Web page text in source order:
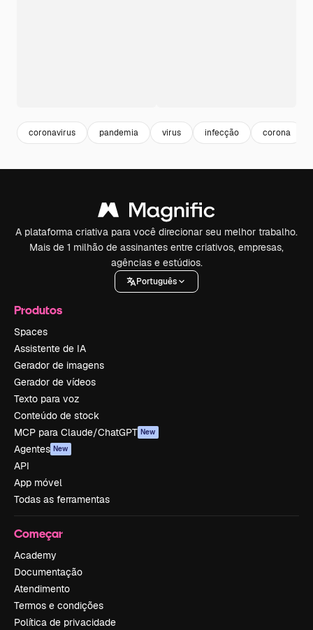
coronavirus pandemia virus infecção corona
A plataforma criativa para você direcionar seu melhor trabalho.
Mais de 1 milhão de assinantes entre criativos, empresas,
agências e estúdios.
Português
Produtos
Spaces
Assistente de IA
Gerador de imagens
Gerador de vídeos
Texto para voz
Conteúdo de stock
MCP para Claude/ChatGPT New
Agentes New
API
App móvel
Todas as ferramentas
Começar
Academy
Documentação
Atendimento
Termos e condições
Política de privacidade